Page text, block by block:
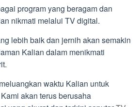
program yang beragam dan
nikmati melalui TV digital.
lebih baik dan jernih akan semakin
Kalian dalam menikmati
waktu Kalian untuk
akan terus berusaha